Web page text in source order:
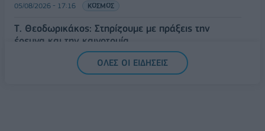
05/08/2026 - 17:16 ΚΟΣΜΟΣ
Τ. Θεοδωρικάκος: Στηρίζουμε με πράξεις την
έρευνα και την καινοτομία
ΟΛΕΣ ΟΙ ΕΙΔΗΣΕΙΣ